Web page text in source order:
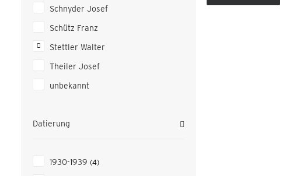
Schnyder Josef
Schütz Franz
Stettler Walter
Theiler Josef
unbekannt
Datierung
1930-1939 (4)